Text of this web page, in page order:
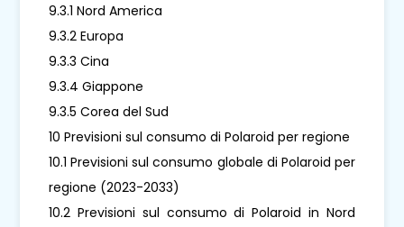
9.3.1 Nord America
9.3.2 Europa
9.3.3 Cina
9.3.4 Giappone
9.3.5 Corea del Sud
10 Previsioni sul consumo di Polaroid per regione
10.1 Previsioni sul consumo globale di Polaroid per
regione (2023-2033)
10.2 Previsioni sul consumo di Polaroid in Nord